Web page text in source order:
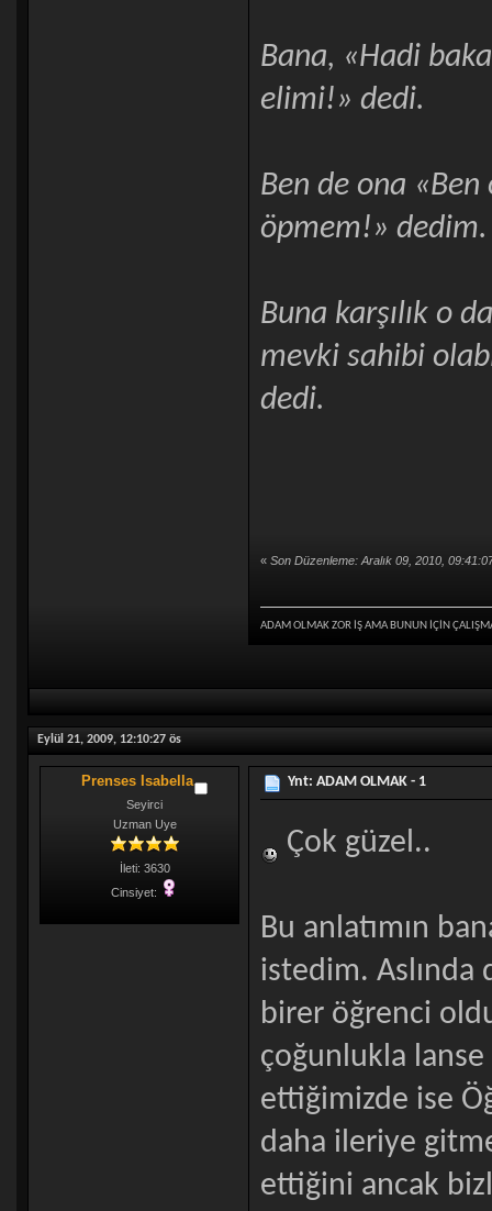
Bana, «Hadi
elimi!» dedi.
Ben de ona
öpmem!» dedim.
Buna karşılık o
mevki sahibi
dedi.
« Son Düzenleme: Aralık 09, 2010,
ADAM OLMAK ZOR İŞ AMA BUNUN İÇİN
Eylül 21, 2009, 12:10:27 ös
Prenses Isabella
Seyirci
Uzman Uye
İleti: 3630
Cinsiyet:
Ynt: ADAM OLMAK - 1
Çok güzel..
Bu anlatımın
istedim. Aslında
birer öğrenci
çoğunlukla
ettiğimizde ise
daha ileriye
ettiğini ancak